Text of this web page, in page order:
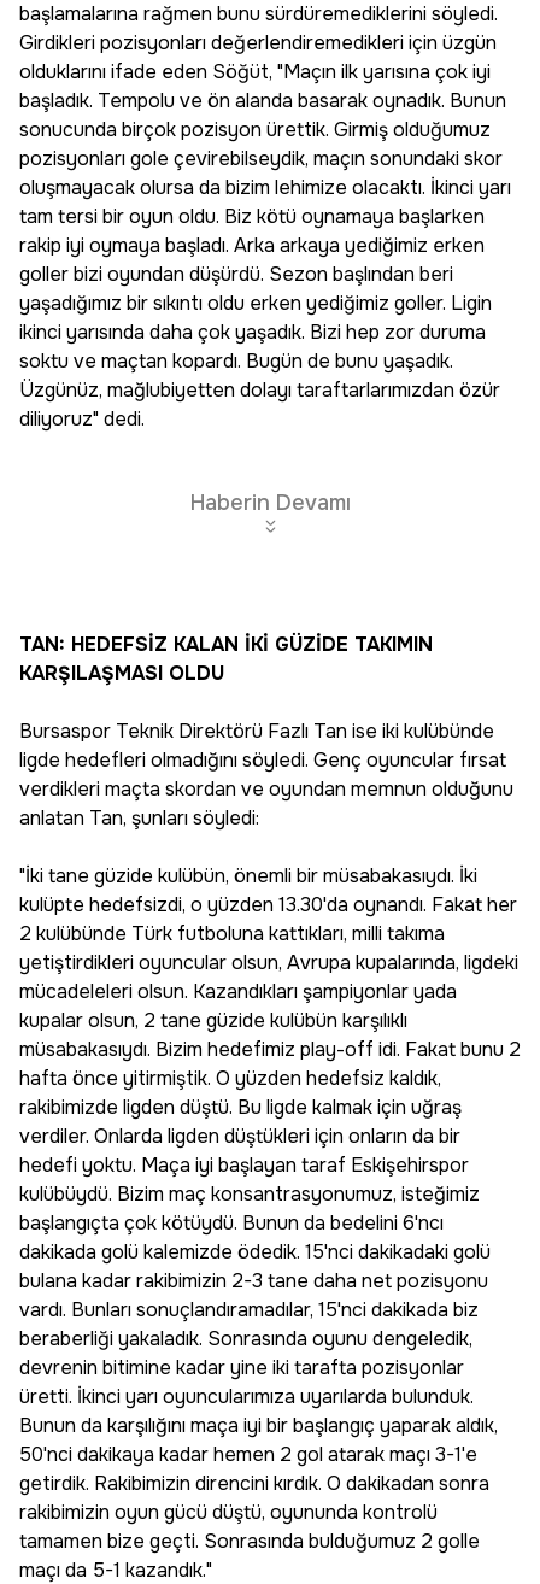
başlamalarına rağmen bunu sürdüremediklerini söyledi.
Girdikleri pozisyonları değerlendiremedikleri için üzgün
olduklarını ifade eden Söğüt, "Maçın ilk yarısına çok iyi
başladık. Tempolu ve ön alanda basarak oynadık. Bunun
sonucunda birçok pozisyon ürettik. Girmiş olduğumuz
pozisyonları gole çevirebilseydik, maçın sonundaki skor
oluşmayacak olursa da bizim lehimize olacaktı. İkinci yarı
tam tersi bir oyun oldu. Biz kötü oynamaya başlarken
rakip iyi oymaya başladı. Arka arkaya yediğimiz erken
goller bizi oyundan düşürdü. Sezon başlından beri
yaşadığımız bir sıkıntı oldu erken yediğimiz goller. Ligin
ikinci yarısında daha çok yaşadık. Bizi hep zor duruma
soktu ve maçtan kopardı. Bugün de bunu yaşadık.
Üzgünüz, mağlubiyetten dolayı taraftarlarımızdan özür
diliyoruz" dedi.
Haberin Devamı
TAN: HEDEFSİZ KALAN İKİ GÜZİDE TAKIMIN
KARŞILAŞMASI OLDU
Bursaspor Teknik Direktörü Fazlı Tan ise iki kulübünde
ligde hedefleri olmadığını söyledi. Genç oyuncular fırsat
verdikleri maçta skordan ve oyundan memnun olduğunu
anlatan Tan, şunları söyledi:
"İki tane güzide kulübün, önemli bir müsabakasıydı. İki
kulüpte hedefsizdi, o yüzden 13.30'da oynandı. Fakat her
2 kulübünde Türk futboluna kattıkları, milli takıma
yetiştirdikleri oyuncular olsun, Avrupa kupalarında, ligdeki
mücadeleleri olsun. Kazandıkları şampiyonlar yada
kupalar olsun, 2 tane güzide kulübün karşılıklı
müsabakasıydı. Bizim hedefimiz play-off idi. Fakat bunu 2
hafta önce yitirmiştik. O yüzden hedefsiz kaldık,
rakibimizde ligden düştü. Bu ligde kalmak için uğraş
verdiler. Onlarda ligden düştükleri için onların da bir
hedefi yoktu. Maça iyi başlayan taraf Eskişehirspor
kulübüydü. Bizim maç konsantrasyonumuz, isteğimiz
başlangıçta çok kötüydü. Bunun da bedelini 6'ncı
dakikada golü kalemizde ödedik. 15'nci dakikadaki golü
bulana kadar rakibimizin 2-3 tane daha net pozisyonu
vardı. Bunları sonuçlandıramadılar, 15'nci dakikada biz
beraberliği yakaladık. Sonrasında oyunu dengeledik,
devrenin bitimine kadar yine iki tarafta pozisyonlar
üretti. İkinci yarı oyuncularımıza uyarılarda bulunduk.
Bunun da karşılığını maça iyi bir başlangıç yaparak aldık,
50'nci dakikaya kadar hemen 2 gol atarak maçı 3-1'e
getirdik. Rakibimizin direncini kırdık. O dakikadan sonra
rakibimizin oyun gücü düştü, oyununda kontrolü
tamamen bize geçti. Sonrasında bulduğumuz 2 golle
maçı da 5-1 kazandık."